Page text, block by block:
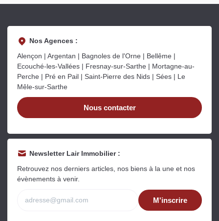
Nos Agences :
Alençon | Argentan | Bagnoles de l'Orne | Bellême |
Ecouché-les-Vallées | Fresnay-sur-Sarthe | Mortagne-au-
Perche | Pré en Pail | Saint-Pierre des Nids | Sées | Le
Mêle-sur-Sarthe
Nous contacter
Newsletter Lair Immobilier :
Retrouvez nos derniers articles, nos biens à la une et nos
évènements à venir.
M'inscrire